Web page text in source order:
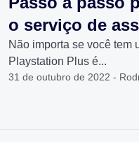
o serviço de
Não importa se você tem
Playstation Plus é...
31 de outubro de 2022 -